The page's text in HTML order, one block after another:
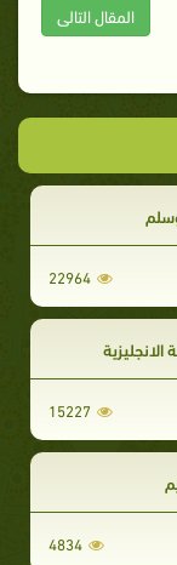
المقال التالى
22964
15227
4834